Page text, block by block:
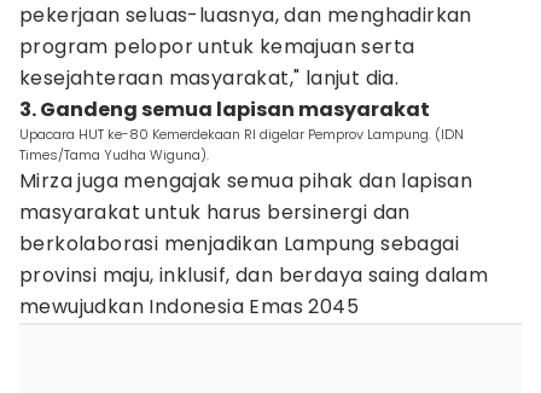
pekerjaan seluas-luasnya, dan menghadirkan
program pelopor untuk kemajuan serta
kesejahteraan masyarakat," lanjut dia.
3. Gandeng semua lapisan masyarakat
Upacara HUT ke-80 Kemerdekaan RI digelar Pemprov Lampung. (IDN
Times/Tama Yudha Wiguna).
Mirza juga mengajak semua pihak dan lapisan
masyarakat untuk harus bersinergi dan
berkolaborasi menjadikan Lampung sebagai
provinsi maju, inklusif, dan berdaya saing dalam
mewujudkan Indonesia Emas 2045